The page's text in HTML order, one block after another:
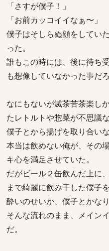
「さすが僕子！」
「お前カッコイイなぁ〜」
僕子はそしらぬ顔をしてい
った。
誰もこの時には、後に待ち
も想像していなかった事だろ
なにもないが滅茶苦茶楽し
たレトルトや惣菜が不思議
僕子とから揚げを取り合い
本当は飲めない俺が、その
キ心を満足させていた。
だがビール２缶飲んだ上に
まで綺麗に飲み干した僕子
酔いのせいか、僕子とかな
そんな流れのまま、メイン
だ。